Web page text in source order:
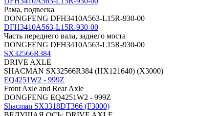
Рама, подвеска
DONGFENG DFH3410A563-L15R-930-00
DFH3410A563-L15R-930-00
Часть переднего вала, заднего моста
DONGFENG DFH3410A563-L15R-930-00
SX32566R384
DRIVE AXLE
SHACMAN SX32566R384 (HX121640) (X3000)
EQ4251W2 - 999Z
Front Axle and Rear Axle
DONGFENG EQ4251W2 - 999Z
Shacman SX3318DT366 (F3000)